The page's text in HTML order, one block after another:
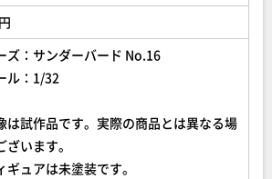
ズ：サンダーバード No.16
ル：1/32
は試作品です。実際の商品とは異なる場
ざいます。
ュアは未塗装です。